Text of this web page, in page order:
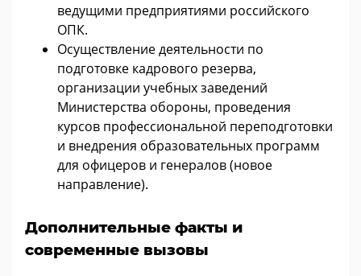
ведущими предприятиями российского
ОПК.
Осуществление деятельности по
подготовке кадрового резерва,
организации учебных заведений
Министерства обороны, проведения
курсов профессиональной переподготовки
и внедрения образовательных программ
для офицеров и генералов (новое
направление).
Дополнительные факты и
современные вызовы